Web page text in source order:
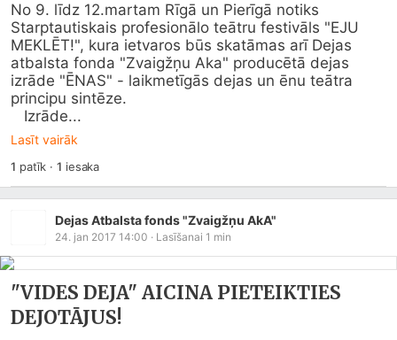
No 9. līdz 12.martam Rīgā un Pierīgā notiks
Starptautiskais profesionālo teātru festivāls "EJU
MEKLĒT!", kura ietvaros būs skatāmas arī Dejas
atbalsta fonda "Zvaigžņu Aka" producētā dejas
izrāde "ĒNAS" - laikmetīgās dejas un ēnu teātra
principu sintēze.
   Izrāde...
Lasīt vairāk
1 patīk ·1 iesaka
Dejas Atbalsta fonds "Zvaigžņu AkA"
24. jan 2017 14:00 · Lasīšanai 1 min
"VIDES DEJA" AICINA PIETEIKTIES
DEJOTĀJUS!